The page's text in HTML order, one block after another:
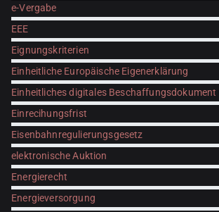
e-Vergabe
EEE
Eignungskriterien
Einheitliche Europäische Eigenerklärung
Einheitliches digitales Beschaffungsdokument
Einrecihungsfrist
Eisenbahnregulierungsgesetz
elektronische Auktion
Energierecht
Energieversorgung